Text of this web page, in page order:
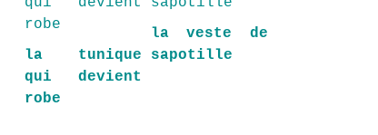
la tunique
qui devient
robe
la veste de
sapotille